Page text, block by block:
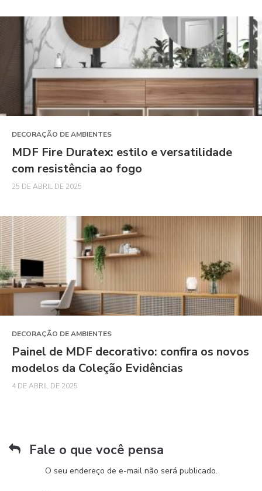
DECORAÇÃO DE AMBIENTES
MDF Fire Duratex: estilo e versatilidade
com resistência ao fogo
25 DE ABRIL DE 2025
DECORAÇÃO DE AMBIENTES
Painel de MDF decorativo: confira os novos
modelos da Coleção Evidências
4 DE ABRIL DE 2025
Fale o que você pensa
O seu endereço de e-mail não será publicado.